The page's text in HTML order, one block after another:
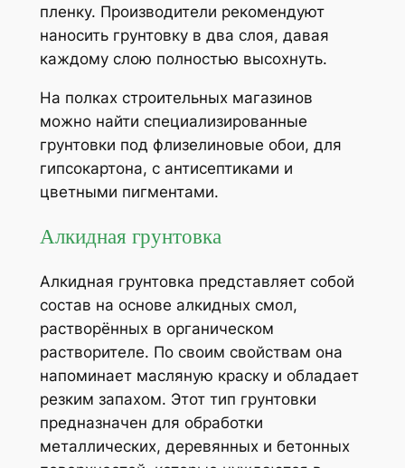
пленку. Производители рекомендуют
наносить грунтовку в два слоя, давая
каждому слою полностью высохнуть.
На полках строительных магазинов
можно найти специализированные
грунтовки под флизелиновые обои, для
гипсокартона, с антисептиками и
цветными пигментами.
Алкидная грунтовка
Алкидная грунтовка представляет собой
состав на основе алкидных смол,
растворённых в органическом
растворителе. По своим свойствам она
напоминает масляную краску и обладает
резким запахом. Этот тип грунтовки
предназначен для обработки
металлических, деревянных и бетонных